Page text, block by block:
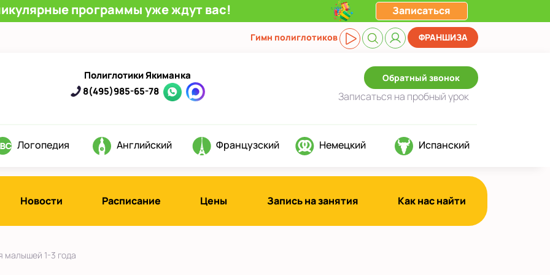
программы уже ждут вас! Записаться
Гимн полиглотиков ФРАНШИЗА
Полиглотики Якиманка
8(495)985-65-78
Обратный звонок
Записаться на пробный урок
Логопедия Английский Французский Немецкий Испанский
Новости Расписание Цены Запись на занятия Как нас найти
малышей 1-3 года